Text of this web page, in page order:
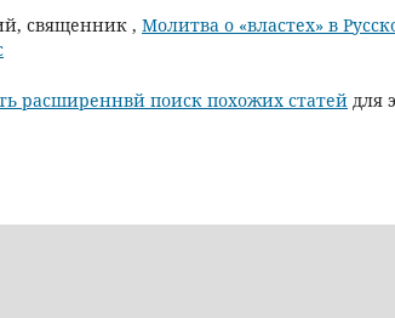
священник , Молитва о «властех» в
расширеннвй поиск похожих статей для